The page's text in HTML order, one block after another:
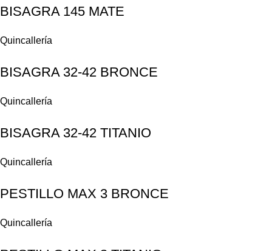
BISAGRA 145 MATE
Quincallería
BISAGRA 32-42 BRONCE
Quincallería
BISAGRA 32-42 TITANIO
Quincallería
PESTILLO MAX 3 BRONCE
Quincallería